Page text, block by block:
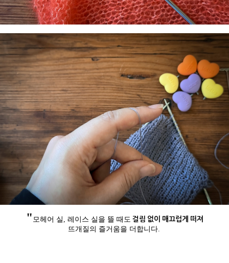
" 모헤어 실, 레이스 실을 뜰 때도 걸림 없이 매끄럽게 떠져
뜨개질의 즐거움을 더합니다.